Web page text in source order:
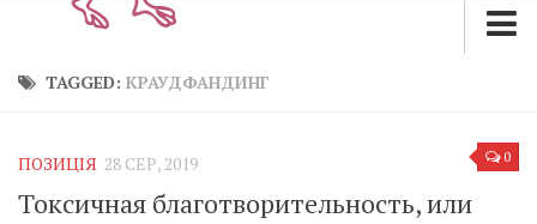
Зараз
Позиція
Дії
TAGGED: КРАУДФАНДИНГ
0
ПОЗИЦІЯ 28 СЕР, 2019
Токсичная благотворительность, или